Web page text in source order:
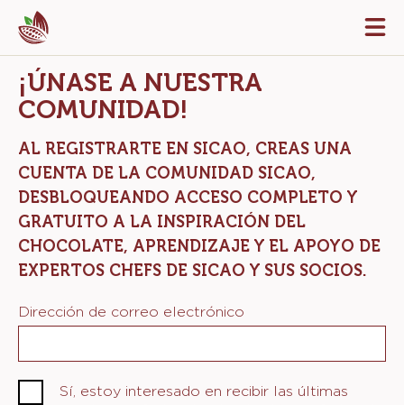
Skip
to
main
content
¡ÚNASE A NUESTRA
COMUNIDAD!
AL REGISTRARTE EN SICAO, CREAS UNA
CUENTA DE LA COMUNIDAD SICAO,
DESBLOQUEANDO ACCESO COMPLETO Y
GRATUITO A LA INSPIRACIÓN DEL
CHOCOLATE, APRENDIZAJE Y EL APOYO DE
EXPERTOS CHEFS DE SICAO Y SUS SOCIOS.
Dirección de correo electrónico
Sí, estoy interesado en recibir las últimas